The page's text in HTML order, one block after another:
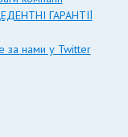
ГАРАНТІЇ
за нами у Twitter